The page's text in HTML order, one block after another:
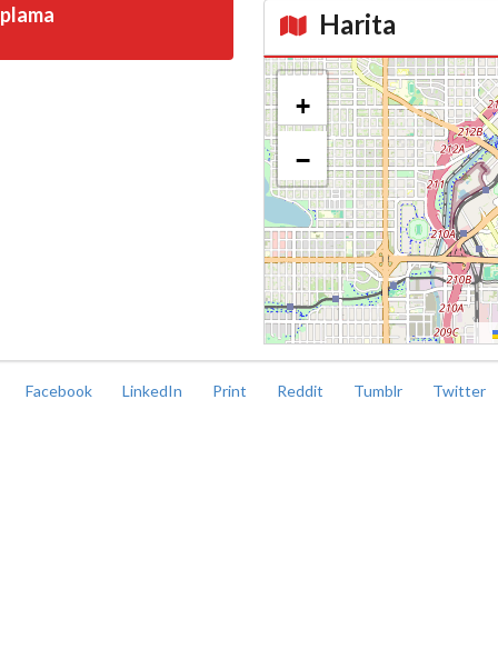
Harita
+
−
Facebook LinkedIn Print Reddit Tumblr Twitter